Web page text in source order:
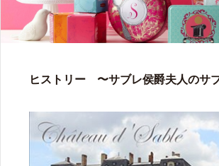
ヒストリー 〜サブレ侯爵夫人のサ